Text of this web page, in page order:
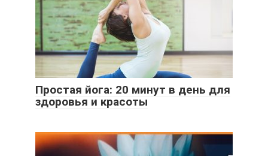
Простая йога: 20 минут в день для
здоровья и красоты